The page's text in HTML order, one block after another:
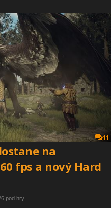
11
na
fps a nový Hard
pod hry